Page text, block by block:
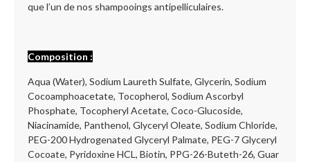
que l’un de nos shampooings antipelliculaires.
Composition :
Aqua (Water), Sodium Laureth Sulfate, Glycerin, Sodium
Cocoamphoacetate, Tocopherol, Sodium Ascorbyl
Phosphate, Tocopheryl Acetate, Coco-Glucoside,
Niacinamide, Panthenol, Glyceryl Oleate, Sodium Chloride,
PEG-200 Hydrogenated Glyceryl Palmate, PEG-7 Glyceryl
Cocoate, Pyridoxine HCL, Biotin, PPG-26-Buteth-26, Guar